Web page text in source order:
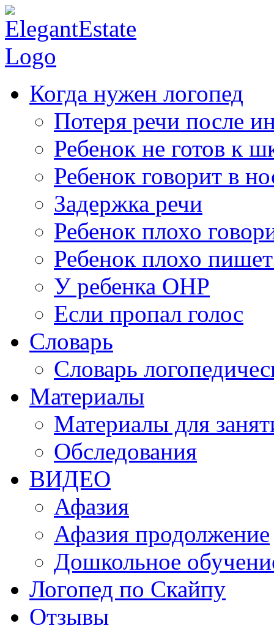
Когда нужен логопед
Потеря речи после
Ребенок не готов к
Ребенок говорит в
Задержка речи
Ребенок плохо
Ребенок плохо
У ребенка ОНР
Если пропал голос
Словарь
Словарь
Материалы
Материалы для
Обследования
ВИДЕО
Афазия
Афазия продолжение
Дошкольное
Логопед по Скайпу
Отзывы